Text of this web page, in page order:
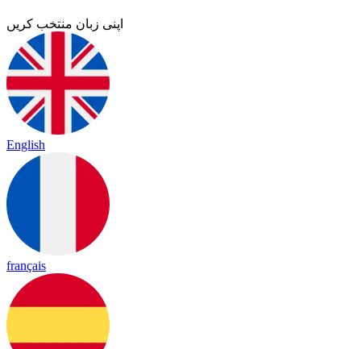
اپنی زبان منتخب کریں
English
français